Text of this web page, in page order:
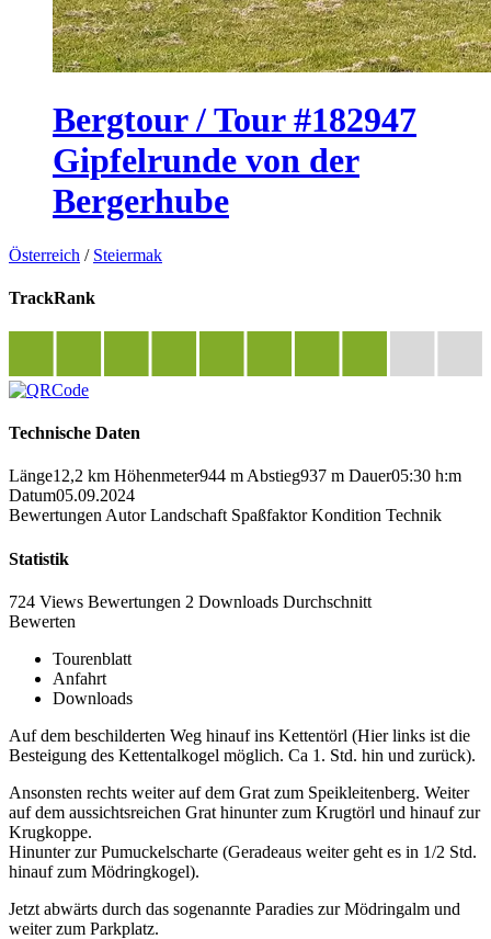
Bergtour / Tour #182947
Gipfelrunde von der
Bergerhube
Österreich / Steiermak
TrackRank
Technische Daten
Länge12,2 km Höhenmeter944 m Abstieg937 m Dauer05:30 h:m
Datum05.09.2024
Bewertungen Autor Landschaft Spaßfaktor Kondition Technik
Statistik
724 Views Bewertungen 2 Downloads Durchschnitt
Bewerten
Tourenblatt
Anfahrt
Downloads
Auf dem beschilderten Weg hinauf ins Kettentörl (Hier links ist die
Besteigung des Kettentalkogel möglich. Ca 1. Std. hin und zurück).
Ansonsten rechts weiter auf dem Grat zum Speikleitenberg. Weiter
auf dem aussichtsreichen Grat hinunter zum Krugtörl und hinauf zur
Krugkoppe.
Hinunter zur Pumuckelscharte (Geradeaus weiter geht es in 1/2 Std.
hinauf zum Mödringkogel).
Jetzt abwärts durch das sogenannte Paradies zur Mödringalm und
weiter zum Parkplatz.